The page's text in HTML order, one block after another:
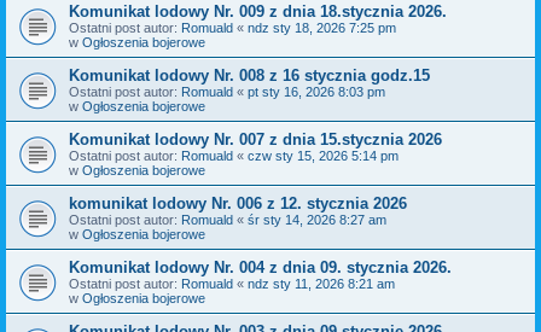
Komunikat lodowy Nr. 009 z dnia 18.stycznia 2026.
Ostatni post autor: Romuald « ndz sty 18, 2026 7:25 pm
w Ogłoszenia bojerowe
Komunikat lodowy Nr. 008 z 16 stycznia godz.15
Ostatni post autor: Romuald « pt sty 16, 2026 8:03 pm
w Ogłoszenia bojerowe
Komunikat lodowy Nr. 007 z dnia 15.stycznia 2026
Ostatni post autor: Romuald « czw sty 15, 2026 5:14 pm
w Ogłoszenia bojerowe
komunikat lodowy Nr. 006 z 12. stycznia 2026
Ostatni post autor: Romuald « śr sty 14, 2026 8:27 am
w Ogłoszenia bojerowe
Komunikat lodowy Nr. 004 z dnia 09. stycznia 2026.
Ostatni post autor: Romuald « ndz sty 11, 2026 8:21 am
w Ogłoszenia bojerowe